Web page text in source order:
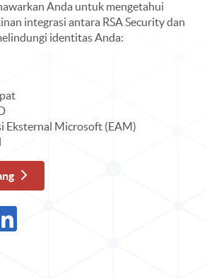
Anda untuk mengetahui
integrasi antara RSA Security dan
identitas Anda:
Eksternal Microsoft (EAM)